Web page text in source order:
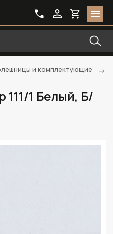
и комплектующие
1 Белый, Б/